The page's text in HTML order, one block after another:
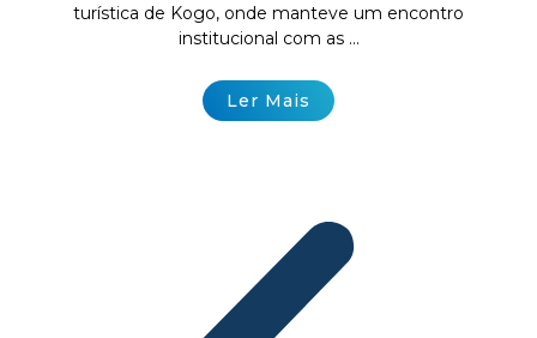
turística de Kogo, onde manteve um encontro
institucional com as ...
Ler Mais